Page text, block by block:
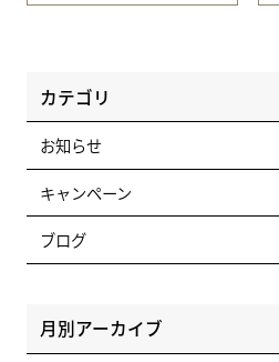
カテゴリ
お知らせ
キャンペーン
ブログ
月別アーカイブ